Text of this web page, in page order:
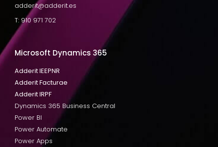
adderit@adderit.es
T: 910 971 702
Microsoft Dynamics 365
Adderit IEEPNR
Adderit Facturae
Adderit IRPF
Dynamics 365 Business Central
Power BI
Power Automate
Power Apps